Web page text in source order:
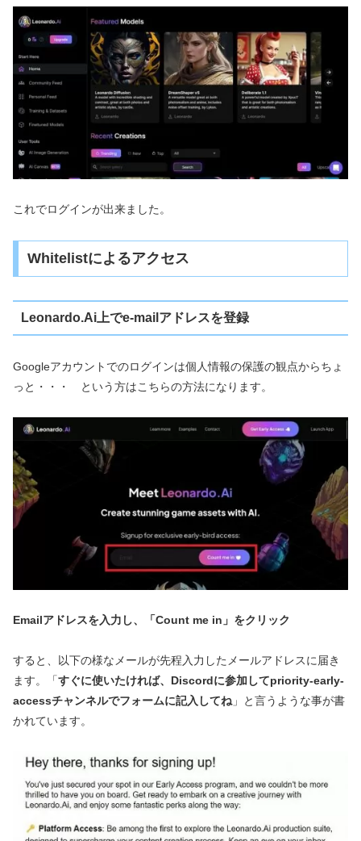
これでログインが出来ました。
Whitelistによるアクセス
Leonardo.Ai上でe-mailアドレスを登録
Googleアカウントでのログインは個人情報の保護の観点からちょ
っと・・・ という方はこちらの方法になります。
Emailアドレスを入力し、「Count me in」をクリック
すると、以下の様なメールが先程入力したメールアドレスに届き
ます。「すぐに使いたければ、Discordに参加してpriority-early-
accessチャンネルでフォームに記入してね 」と言うような事が書
かれています。